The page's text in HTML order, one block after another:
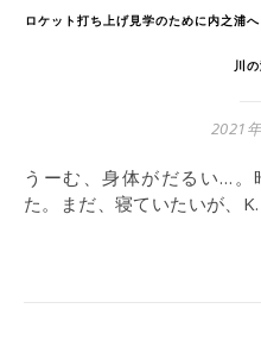
ロケット打ち上げ見学のために内之浦
川
2021
うーむ、身体がだるい…。昨晩は調子に乗って飲み過ぎ
た。まだ、寝ていたいが、